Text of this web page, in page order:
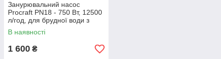
Занурювальний насос
Procraft PN18 - 750 Вт, 12500
л/год, для брудної води з
частками до 35 мм
В наявності
1 600 ₴